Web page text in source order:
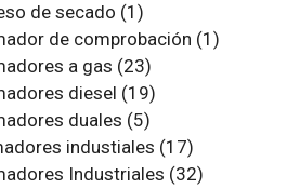
de secado (1)
de comprobación (1)
a gas (23)
diesel (19)
duales (5)
industiales (17)
Industriales (32)